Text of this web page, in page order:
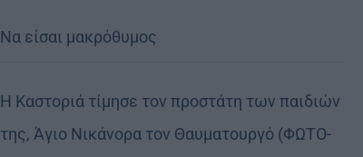
Να είσαι μακρόθυμος
Η Καστοριά τίμησε τον προστάτη των παιδιών
της, Άγιο Νικάνορα τον Θαυματουργό (ΦΩΤΟ-